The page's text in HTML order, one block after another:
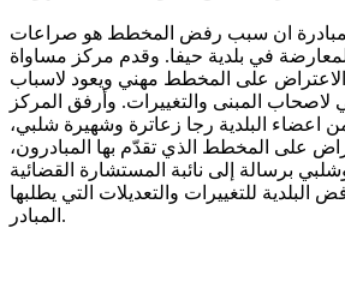
ان سبب رفض المخطط هو صراعات
في بلدية حيفا. وقدم مركز مساواة
على المخطط مهني ويعود لاسباب
لاصحاب المبنى والتغييرات. وأرفق المركز
اعضاء البلدية رجا زعاترة وشهيرة شلبي،
على المخطط الذي تقدّم بها المبادرون،
برسالة إلى نائبة المستشارة القضائية
البلدية للتغييرات والتعديلات التي يطلبها
المبادر.